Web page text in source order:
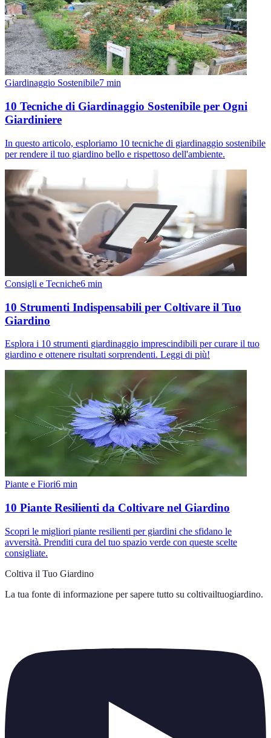
Giardinaggio Sostenibile7 min
10 Tecniche di Giardinaggio Sostenibile per Ogni
Giardiniere
In questo articolo, esploriamo 10 tecniche di giardinaggio sostenibile
per rendere il tuo giardino bello e rispettoso dell'ambiente.
Consigli e Tecniche6 min
10 Strumenti Indispensabili per Coltivare il Tuo
Giardino
Esplora i 10 strumenti giardinaggio imprescindibili per curare il tuo
giardino e ottenere risultati sorprendenti. Leggi di più!
Piante e Fiori6 min
10 Piante Resilienti da Coltivare nel Giardino
Scopri le migliori piante resilienti per giardini che sfidano le
avversità. Prenditi cura del tuo spazio verde con queste scelte
consigliate.
Coltiva il Tuo Giardino
La tua fonte di informazione per sapere tutto su coltivailtuogiardino.